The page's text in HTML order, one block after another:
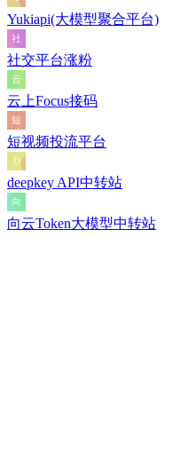
Yukiapi(大模型聚合平台)
社交平台涨粉
云上Focus接码
短视频投流平台
deepkey API中转站
向云Token大模型中转站